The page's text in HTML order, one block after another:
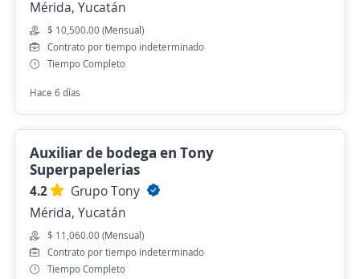
Mérida, Yucatán
$ 10,500.00 (Mensual)
Contrato por tiempo indeterminado
Tiempo Completo
Hace 6 días
Auxiliar de bodega en Tony
Superpapelerias
4.2
Grupo Tony
Mérida, Yucatán
$ 11,060.00 (Mensual)
Contrato por tiempo indeterminado
Tiempo Completo